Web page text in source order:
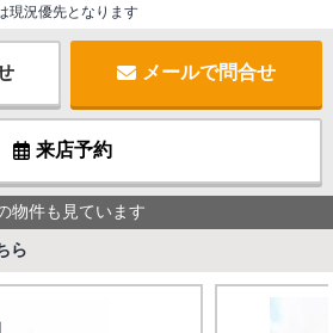
現況優先となります
メールで問合せ
来店予約
物件も見ています
ら